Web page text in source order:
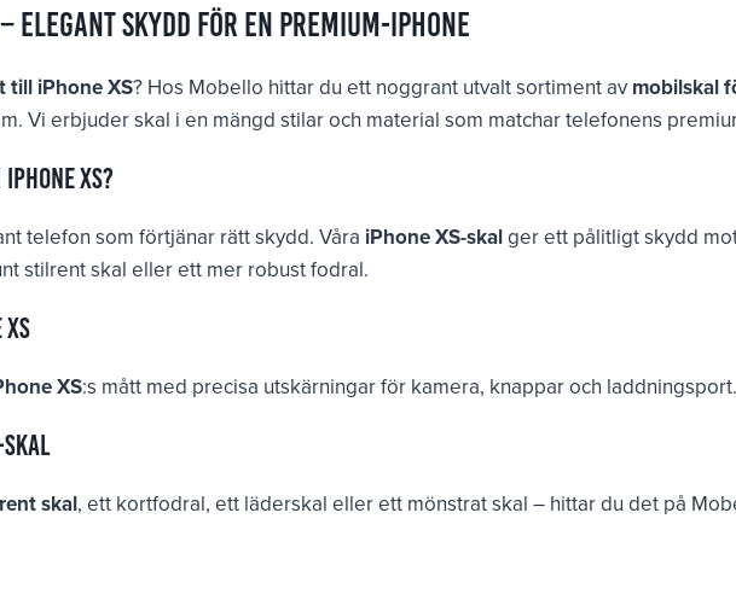
Elegant skydd för en premium-iPhone
till iPhone XS? Hos Mobello hittar du ett noggrant utvalt sortiment av mobilskal
Vi erbjuder skal i en mängd stilar och material som matchar telefonens
XS?
telefon som förtjänar rätt skydd. Våra iPhone XS-skalger ett pålitligt skydd
stilrent skal eller ett mer robust fodral.
XS:s mått med precisa utskärningar för kamera, knappar och
skal
skal, ett kortfodral, ett läderskal eller ett mönstrat skal – hittar du det på